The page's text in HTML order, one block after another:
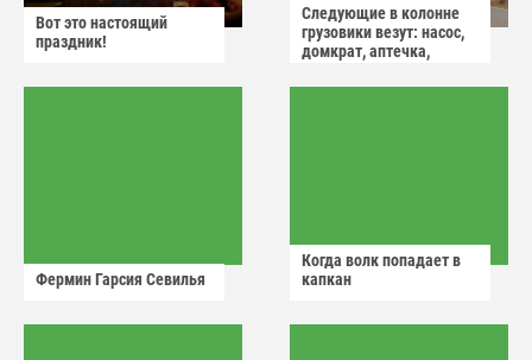
Вот это настоящий
праздник!
Следующие в колонне
грузовики везут: насос,
домкрат, аптечка,
Фермин Гарсия Севилья
Когда волк попадает в
капкан